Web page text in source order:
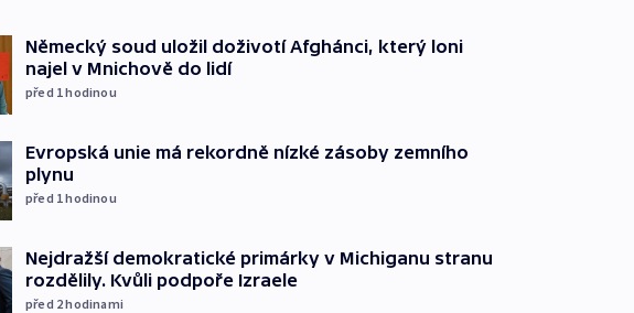
Německý soud uložil doživotí Afghánci, který loni
najel v Mnichově do lidí
před 1hodinou
Evropská unie má rekordně nízké zásoby zemního
plynu
před 1hodinou
Nejdražší demokratické primárky v Michiganu stranu
rozdělily. Kvůli podpoře Izraele
před 2hodinami